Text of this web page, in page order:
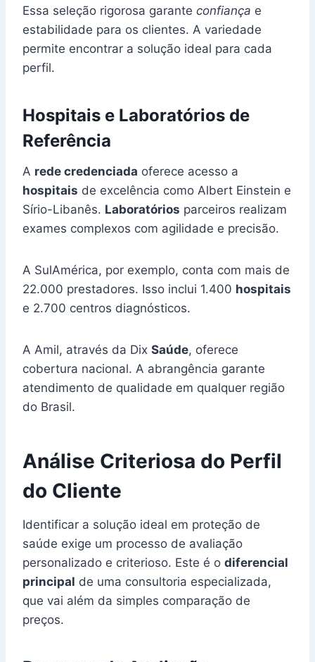
Essa seleção rigorosa garante confiança e
estabilidade para os clientes. A variedade
permite encontrar a solução ideal para cada
perfil.
Hospitais e Laboratórios de
Referência
A rede credenciada oferece acesso a
hospitais de excelência como Albert Einstein e
Sírio-Libanês. Laboratórios parceiros realizam
exames complexos com agilidade e precisão.
A SulAmérica, por exemplo, conta com mais de
22.000 prestadores. Isso inclui 1.400 hospitais
e 2.700 centros diagnósticos.
A Amil, através da Dix Saúde, oferece
cobertura nacional. A abrangência garante
atendimento de qualidade em qualquer região
do Brasil.
Análise Criteriosa do Perfil
do Cliente
Identificar a solução ideal em proteção de
saúde exige um processo de avaliação
personalizado e criterioso. Este é o diferencial
principal de uma consultoria especializada,
que vai além da simples comparação de
preços.